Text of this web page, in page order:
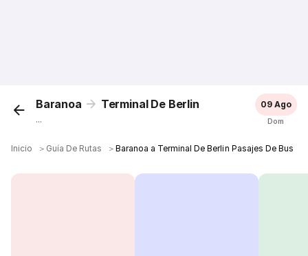
Baranoa Terminal De Berlin
...
09 Ago
Dom
Inicio ＞ Guía De Rutas ＞Baranoa a Terminal De Berlin Pasajes De Bus